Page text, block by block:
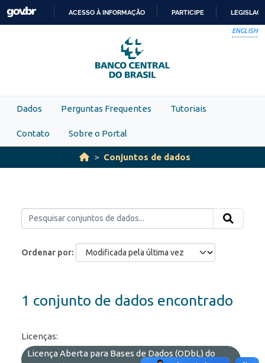
Skip to main content
PARA
O
CONTEÚDO
ACESSO À INFORMAÇÃO PARTICIPE
ENGLISH
Dados Perguntas Frequentes Tutoriais
Contato Sobre o Portal
Conjuntos de dados
Ordenar por
1 conjunto de dados encontrado
Licenças:
Licença Aberta para Bases de Dados (ODbL) do